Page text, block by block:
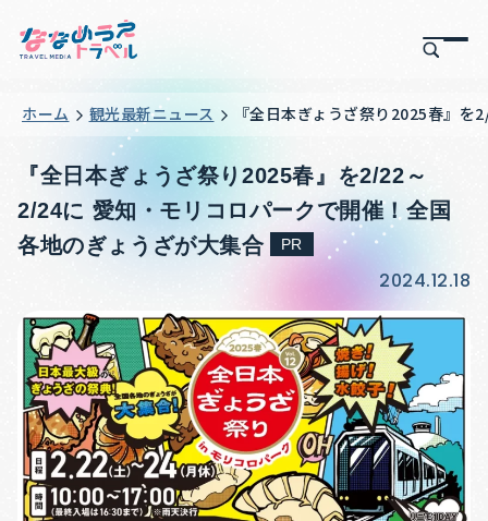
ホーム 観光最新ニュース 『全日本ぎょうざ祭り2025春』
『全日本ぎょうざ祭り2025春』を2/22～
2/24に 愛知・モリコロパークで開催！全国
各地のぎょうざが大集合
PR
2024.12.18